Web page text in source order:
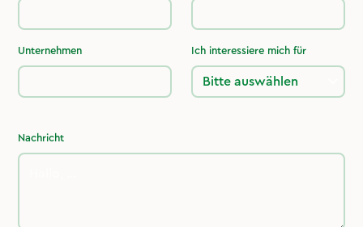
Unternehmen Ich interessiere mich für
Nachricht